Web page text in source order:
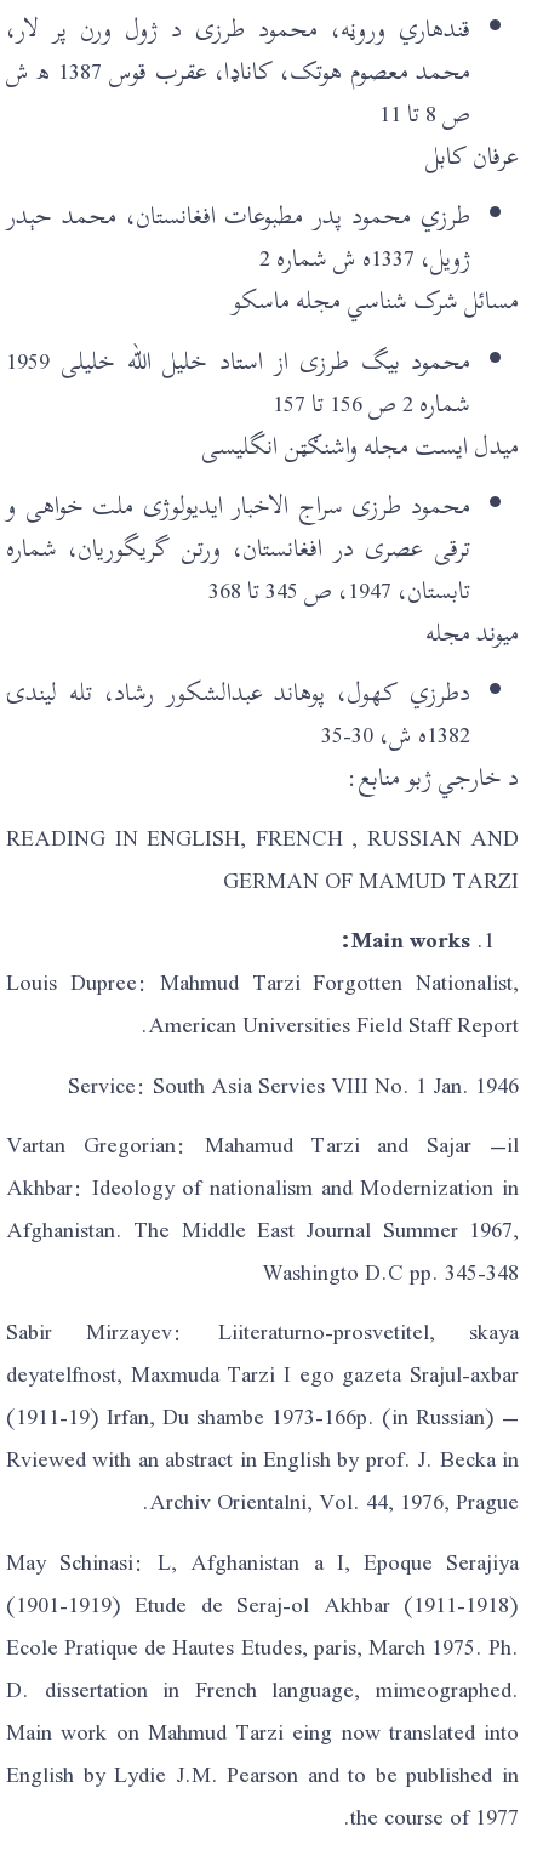
قندهاري وروڼه، محمود طرزی د ژول ورن پر لار،
محمد معصوم هوتک، کاناډا، عقرب قوس 1387 ھ ش
ص 8 تا 11
عرفان کابل
طرزي محمود پدر مطبوعات افغانستان، محمد حېدر
ژويل، 1337ه ش شماره 2
مسائل شرک شناسي مجله ماسکو
محمود بيگ طرزی از استاد خليل الله خليلی 1959
شمارہ 2 ص 156 تا 157
ميدل ايست مجله واشنګټن انگليسی
محمود طرزی سراج الاخبار ايديولوژی ملت خواهی و
ترقی عصری در افغانستان، ورتن گريگوريان، شمارہ
تابستان، 1947، ص 345 تا 368
ميوند مجله
دطرزي کهول، پوهاند عبدالشکور رشاد، تله ليندۍ
1382ه ش، 30-35
د خارجي ژبو منابع:
READING IN ENGLISH, FRENCH , RUSSIAN AND
GERMAN OF MAMUD TARZI
Main works:
Louis Dupree: Mahmud Tarzi Forgotten Nationalist,
American Universities Field Staff Report.
Service: South Asia Servies VIII No. 1 Jan. 1946
Vartan Gregorian: Mahamud Tarzi and Sajar –il
Akhbar: Ideology of nationalism and Modernization in
Afghanistan. The Middle East Journal Summer 1967,
Washingto D.C pp. 345-348
Sabir Mirzayev: Liiteraturno-prosvetitel, skaya
deyatelfnost, Maxmuda Tarzi I ego gazeta Srajul-axbar
(1911-19) Irfan, Du shambe 1973-166p. (in Russian) –
Rviewed with an abstract in English by prof. J. Becka in
Archiv Orientalni, Vol. 44, 1976, Prague.
May Schinasi: L, Afghanistan a I, Epoque Serajiya
(1901-1919) Etude de Seraj-ol Akhbar (1911-1918)
Ecole Pratique de Hautes Etudes, paris, March 1975. Ph.
D. dissertation in French language, mimeographed.
Main work on Mahmud Tarzi eing now translated into
English by Lydie J.M. Pearson and to be published in
the course of 1977.